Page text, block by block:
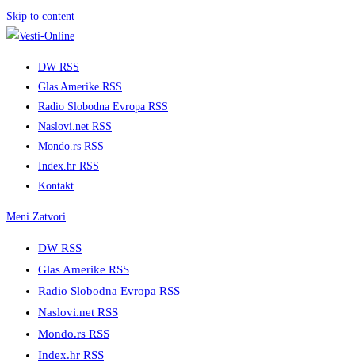
Skip to content
DW RSS
Glas Amerike RSS
Radio Slobodna Evropa RSS
Naslovi.net RSS
Mondo.rs RSS
Index.hr RSS
Kontakt
Meni Zatvori
DW RSS
Glas Amerike RSS
Radio Slobodna Evropa RSS
Naslovi.net RSS
Mondo.rs RSS
Index.hr RSS